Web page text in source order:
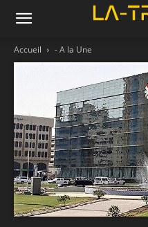
Accueil - A la Une